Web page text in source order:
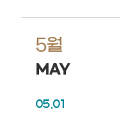
5월
MAY
05.01